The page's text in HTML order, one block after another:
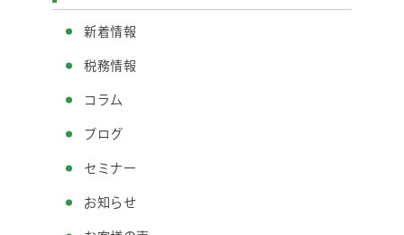
新着情報
税務情報
コラム
ブログ
セミナー
お知らせ